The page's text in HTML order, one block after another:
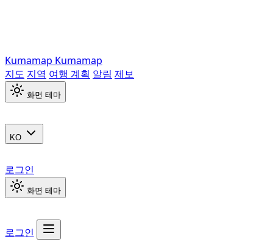
Kumamap Kumamap
지도 지역 여행 계획 알림 제보
화면 테마
KO
로그인
화면 테마
로그인